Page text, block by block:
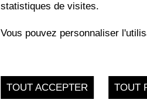
JUSQU'AU
17
EXPOSITION
du
statistiques de visites.
Vous pouvez personnaliser
TOUT ACCEPTER TOUT